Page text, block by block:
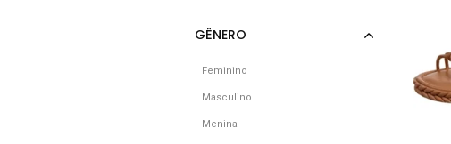
Feminino
Masculino
Menina